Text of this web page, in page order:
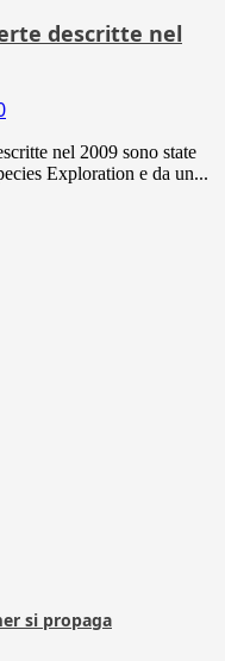
descritte nel
nel 2009 sono state
Exploration e da un...
si propaga